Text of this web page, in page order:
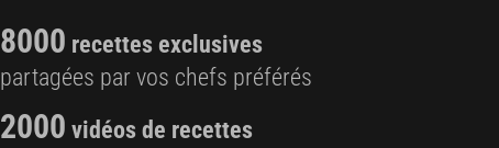
8000 recettes exclusives
partagées par vos chefs préférés
2000 vidéos de recettes